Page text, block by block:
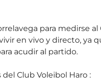
para medirse
en vivo y directo, ya
acudir al partido.
Club Voleibol Haro :